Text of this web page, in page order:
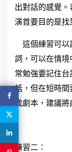
出對話的感覺
演首要目的是找
這個練習可以
詞，可以在情境
常勉強要記住
話，但在短時
找劇本，建議
練習二：